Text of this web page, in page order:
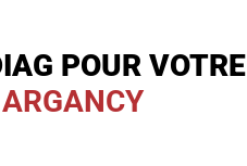
POUR VOTRE